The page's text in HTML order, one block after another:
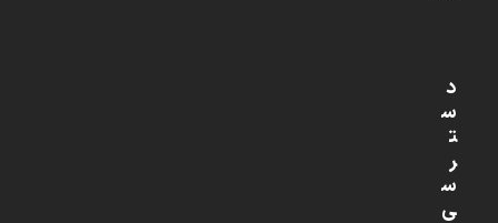
د
س
ت
ر
س
ی